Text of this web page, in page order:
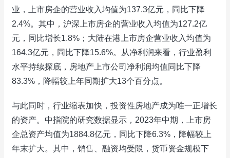
业，上市房企的营业收入均值为137.3亿元，同比下降
2.4%。其中，沪深上市房企的营业收入均值为127.2亿
元，同比增长1.8%；大陆在港上市房企营业收入均值为
164.3亿元，同比下降15.6%。从净利润来看，行业盈利
水平持续探底，房地产上市公司净利润均值同比下降
83.3%，降幅较上年同期扩大13个百分点。
与此同时，行业缩表加快，投资性房地产成为唯一正增长
的资产。中指院的研究数据显示，2023年中期，上市房
企总资产均值为1884.8亿元，同比下降6.3%，降幅较上
年末扩大。其中，销售、融资均受限，货币资金规模下